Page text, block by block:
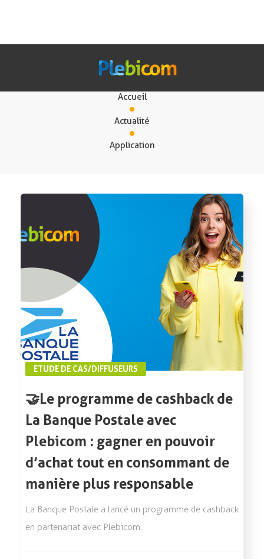
Application
Accueil
Actualité
Application
🤝Le programme de cashback de
La Banque Postale avec
Plebicom : gagner en pouvoir
d’achat tout en consommant de
manière plus responsable
La Banque Postale a lancé un programme de cashback
en partenariat avec Plebicom.
ETUDE DE CAS/DIFFUSEURS